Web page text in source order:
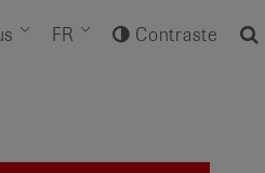
FR Contraste